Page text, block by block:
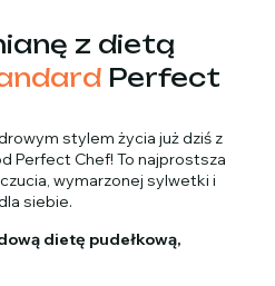
z dietą
Perfect
stylem życia już dziś z
Perfect Chef! To najprostsza
wymarzonej sylwetki i
siebie.
dietę pudełkową,